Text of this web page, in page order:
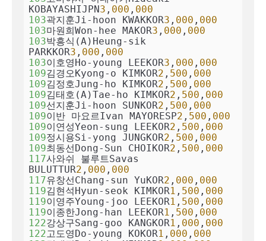
KOBAYASHIJPN3 , 000 , 000
103곽지훈Ji-hoon KWAKKOR3 , 000 , 000
103마원희Won-hee MAKOR3 , 000 , 000
103박흥식(A)Heung-sik
PARKKOR3 , 000 , 000
103이호영Ho-young LEEKOR3 , 000 , 000
109김경오Kyong-o KIMKOR2 , 500 , 000
109김정호Jung-ho KIMKOR2 , 500 , 000
109김태호(A)Tae-ho KIMKOR2 , 500 , 000
109선지훈Ji-hoon SUNKOR2 , 500 , 000
109이반 마요르Ivan MAYORESP2 , 500 , 000
109이연성Yeon-sung LEEKOR2 , 500 , 000
109정시용Si-yong JUNGKOR2 , 500 , 000
109최동선Dong-Sun CHOIKOR2 , 500 , 000
117사와쉬 불루트Savas
BULUTTUR2 , 000 , 000
117유창선Chang-sun YuKOR2 , 000 , 000
119김현석Hyun-seok KIMKOR1 , 500 , 000
119이영주Young-joo LEEKOR1 , 500 , 000
119이종한Jong-han LEEKOR1 , 500 , 000
122강상구Sang-goo KANGKOR1 , 000 , 000
122고도영Do-young KOKOR1 , 000 , 000